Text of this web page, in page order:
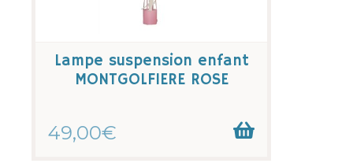
Lampe suspension enfant
MONTGOLFIERE ROSE
49,00€